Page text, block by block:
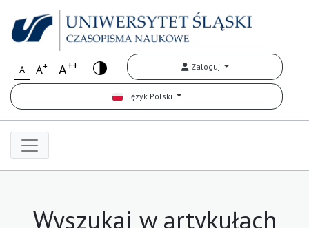
A A+ A++ Zaloguj
Język Polski
Wyszukaj w artykułach